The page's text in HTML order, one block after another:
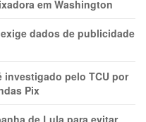
em Washington
dados de publicidade
investigado pelo TCU por
Pix
de Lula para evitar